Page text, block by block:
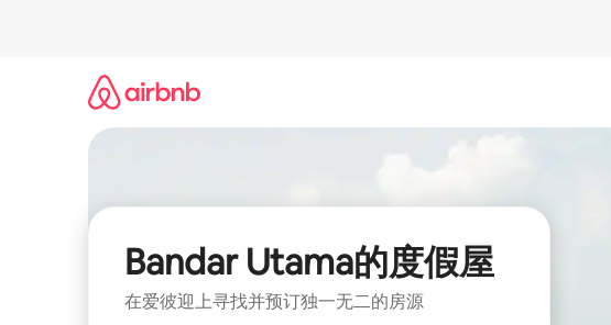
Bandar Utama的度假屋
在爱彼迎上寻找并预订独一无二的房源